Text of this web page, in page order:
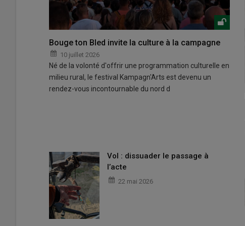
Bouge ton Bled invite la culture à la campagne
10 juillet 2026
Né de la volonté d'offrir une programmation culturelle en
milieu rural, le festival Kampagn'Arts est devenu un
rendez-vous incontournable du nord d
Vol : dissuader le passage à
l’acte
22 mai 2026